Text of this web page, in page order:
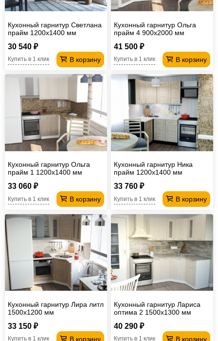
Кухонный гарнитур Светлана
прайм 1200х1400 мм
30 540 ₽
В корзину
Купить в 1 клик
Кухонный гарнитур Ольга
прайм 4 900х2000 мм
41 500 ₽
В корзину
Купить в 1 клик
Кухонный гарнитур Ольга
прайм 1 1200х1400 мм
33 060 ₽
В корзину
Купить в 1 клик
Кухонный гарнитур Ника
прайм 1200х1400 мм
33 760 ₽
В корзину
Купить в 1 клик
Кухонный гарнитур Лира литл
1500х1200 мм
33 150 ₽
В корзину
Купить в 1 клик
Кухонный гарнитур Лариса
оптима 2 1500х1300 мм
40 290 ₽
В корзину
Купить в 1 клик